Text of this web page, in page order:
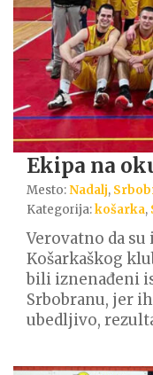
Ekipa na
Mesto:Nadalj,
Kategorija:košarka,
Verovatno da
Košarkaškog
bili iznenađeni
Srbobranu, jer
ubedljivo,